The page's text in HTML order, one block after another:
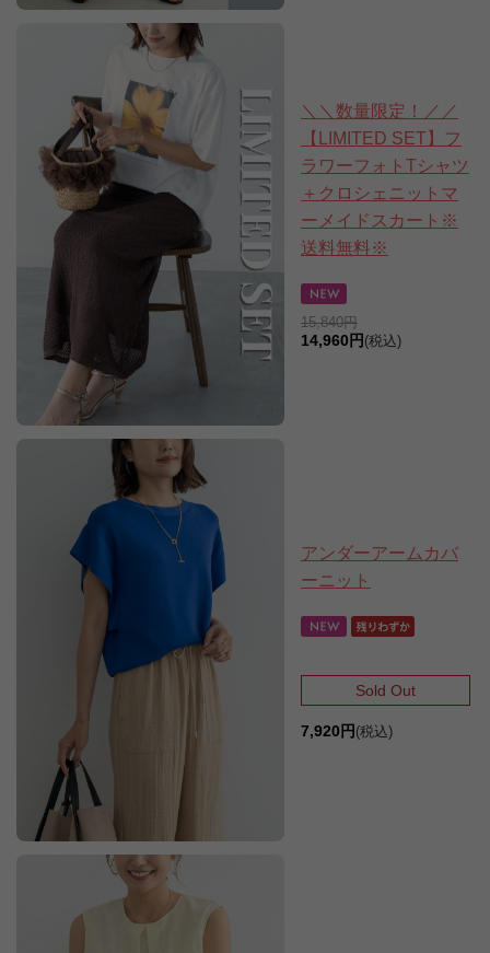
＼＼数量限定！／／
【LIMITED SET】フ
ラワーフォトTシャツ
＋クロシェニットマ
ーメイドスカート※
送料無料※
15,840円
14,960円 (税込)
アンダーアームカバ
ーニット
Sold Out
7,920円 (税込)